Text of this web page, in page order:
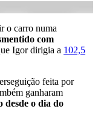
o carro numa
com
Igor dirigia a 102,5
feita por
ganharam
desde o dia do